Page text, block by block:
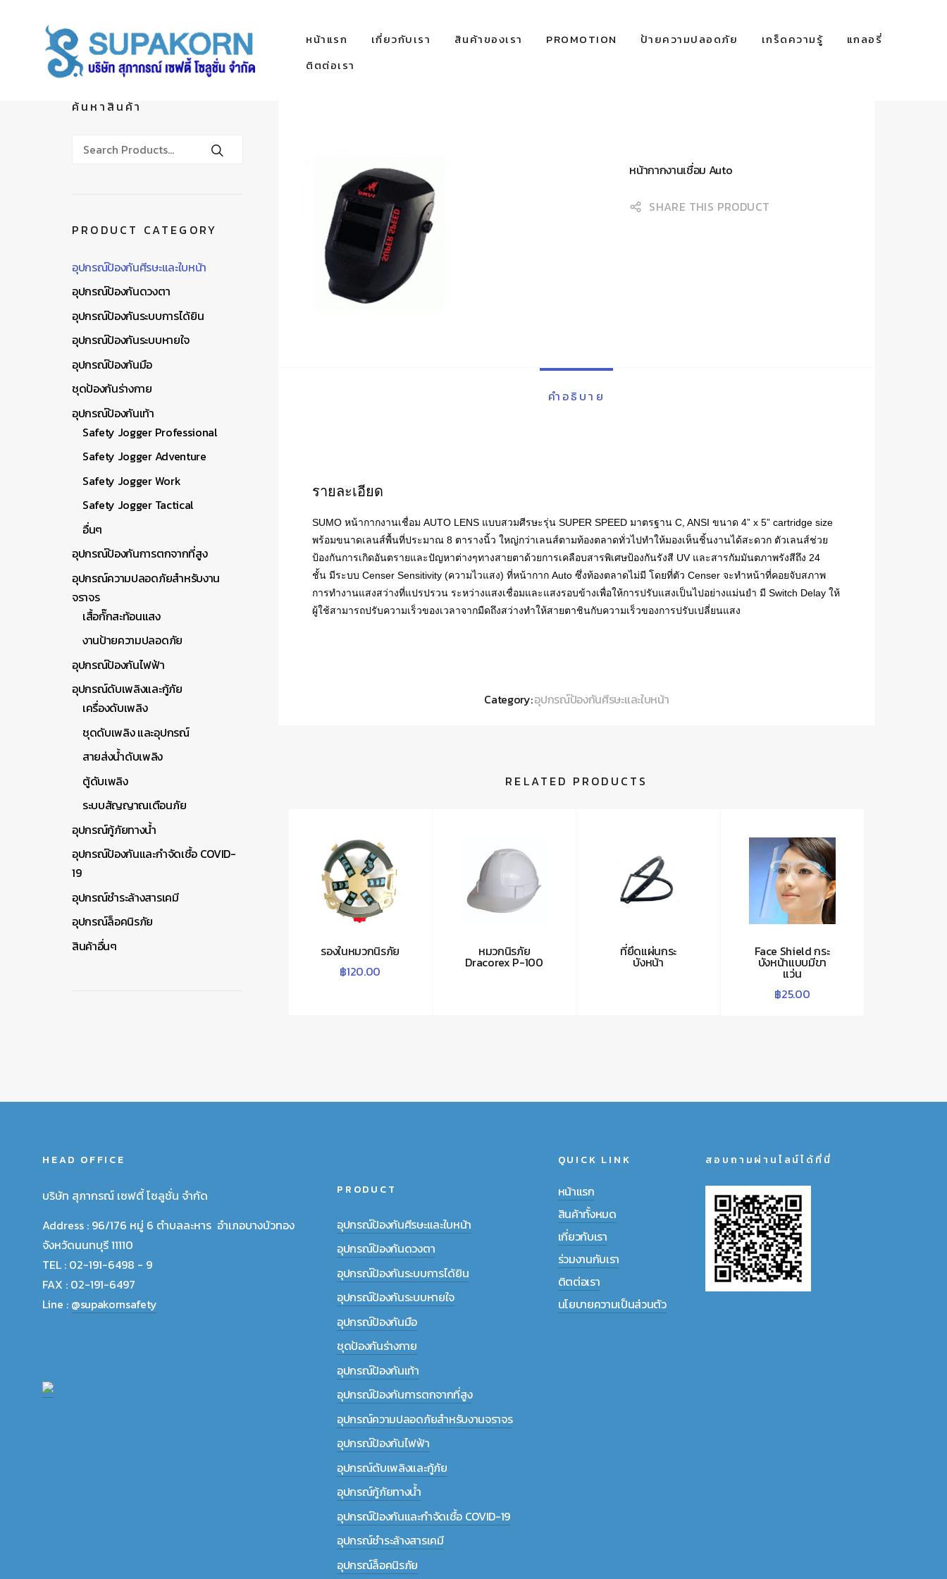
หน้าแรก เกี่ยวกับเรา สินค้าของเรา PROMOTION ป้ายความปลอดภัย เกร็ดความรู้
แกลอรี่
ติตต่อเรา
หน้ากากงานเชื่อม Auto
SHARE THIS PRODUCT
คำอธิบาย
รายละเอียด
SUMO หน้ากากงานเชื่อม AUTO LENS แบบสวมศีรษะรุ่น SUPER SPEED มาตรฐาน C, ANSIขนาด 4” x 5” cartridge size
พร้อมขนาดเลนส์พื้นที่ประมาณ 8 ตารางนิ้ว ใหญ่กว่าเลนส์ตามท้องตลาดทั่วไปทำให้มองเห็นชิ้นงานได้สะดวก ตัวเลนส์ช่วย
ป้องกันการเกิดอันตรายและปัญหาต่างๆทางสายตาด้วยการเคลือบสารพิเศษป้องกันรังสี UV และสารกัมมันตภาพรังสีถึง 24
ชั้นมีระบบ Censer Sensitivity (ความไวแสง) ที่หน้ากาก Auto ซึ่งท้องตลาดไม่มี โดยที่ตัว Censer จะทำหน้าที่คอยจับสภาพ
การทำงานแสงสว่างที่แปรปรวน ระหว่างแสงเชื่อมและแสงรอบข้างเพื่อให้การปรับแสงเป็นไปอย่างแม่นยำมี Switch Delay ให้
ผู้ใช้สามารถปรับความเร็วของเวลาจากมืดถึงสว่างทำให้สายตาชินกับความเร็วของการปรับเปลี่ยนแสง
Category:อุปกรณ์ป้องกันศีรษะและใบหน้า
RELATED PRODUCTS
รองในหมวกนิรภัย
฿120.00
หมวกนิรภัย
Dracorex P-100
ที่ยึดแผ่นกระ
บังหน้า
Face Shield กระ
บังหน้าแบบมีขา
แว่น
฿25.00
ค้นหาสินค้า
PRODUCT CATEGORY
อุปกรณ์ป้องกันศีรษะและใบหน้า
อุปกรณ์ป้องกันดวงตา
อุปกรณ์ป้องกันระบบการได้ยิน
อุปกรณ์ป้องกันระบบหายใจ
อุปกรณ์ป้องกันมือ
ชุดป้องกันร่างกาย
อุปกรณ์ป้องกันเท้า
Safety Jogger Professional
Safety Jogger Adventure
Safety Jogger Work
Safety Jogger Tactical
อื่นๆ
อุปกรณ์ป้องกันการตกจากที่สูง
อุปกรณ์ความปลอดภัยสำหรับงาน
จราจร
เสื้อกั๊กสะท้อนแสง
งานป้ายความปลอดภัย
อุปกรณ์ป้องกันไฟฟ้า
อุปกรณ์ดับเพลิงและกู้ภัย
เครื่องดับเพลิง
ชุดดับเพลิง และอุปกรณ์
สายส่งน้ำดับเพลิง
ตู้ดับเพลิง
ระบบสัญญาณเตือนภัย
อุปกรณ์กู้ภัยทางน้ำ
อุปกรณ์ป้องกันและกำจัดเชื้อ COVID-
19
อุปกรณ์ชำระล้างสารเคมี
อุปกรณ์ล็อคนิรภัย
สินค้าอื่นๆ
HEAD OFFICE
บริษัท สุภากรณ์ เซฟตี้ โซลูชั่น จำกัด
Address : 96/176 หมู่ 6 ตำบลละหาร อำเภอบางบัวทอง
จังหวัดนนทบุรี 11110
TEL : 02-191-6498 - 9
FAX : 02-191-6497
Line : @supakornsafety
PRODUCT
อุปกรณ์ป้องกันศีรษะและใบหน้า
อุปกรณ์ป้องกันดวงตา
อุปกรณ์ป้องกันระบบการได้ยิน
อุปกรณ์ป้องกันระบบหายใจ
อุปกรณ์ป้องกันมือ
ชุดป้องกันร่างกาย
อุปกรณ์ป้องกันเท้า
อุปกรณ์ป้องกันการตกจากที่สูง
อุปกรณ์ความปลอดภัยสำหรับงานจราจร
อุปกรณ์ป้องกันไฟฟ้า
อุปกรณ์ดับเพลิงและกู้ภัย
อุปกรณ์กู้ภัยทางน้ำ
อุปกรณ์ป้องกันและกำจัดเชื้อ COVID-19
อุปกรณ์ชำระล้างสารเคมี
อุปกรณ์ล็อคนิรภัย
QUICK LINK
หน้าแรก
สินค้าทั้งหมด
เกี่ยวกับเรา
ร่วมงานกับเรา
ติตต่อเรา
นโยบายความเป็นส่วนตัว
สอบถามผ่านไลน์ได้ที่นี่